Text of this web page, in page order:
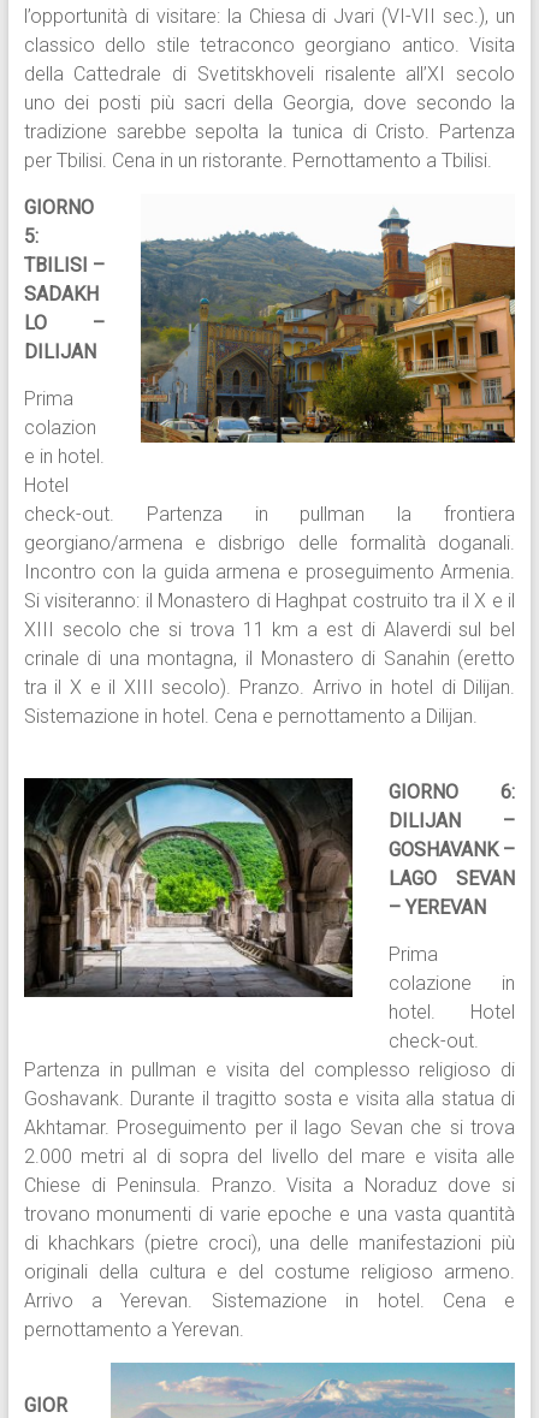
l’opportunità di visitare: la Chiesa di Jvari (VI-VII sec.), un
classico dello stile tetraconco georgiano antico. Visita
della Cattedrale di Svetitskhoveli risalente all’XI secolo
uno dei posti più sacri della Georgia, dove secondo la
tradizione sarebbe sepolta la tunica di Cristo. Partenza
per Tbilisi. Cena in un ristorante. Pernottamento a Tbilisi.
GIORNO
5:
TBILISI –
SADAKH
LO –
DILIJAN
Prima
colazion
e in hotel.
Hotel
check-out. Partenza in pullman la frontiera
georgiano/armena e disbrigo delle formalità doganali.
Incontro con la guida armena e proseguimento Armenia.
Si visiteranno: il Monastero di Haghpat costruito tra il X e il
XIII secolo che si trova 11 km a est di Alaverdi sul bel
crinale di una montagna, il Monastero di Sanahin (eretto
tra il X e il XIII secolo). Pranzo. Arrivo in hotel di Dilijan.
Sistemazione in hotel. Cena e pernottamento a Dilijan.
GIORNO 6:
DILIJAN –
GOSHAVANK –
LAGO SEVAN
– YEREVAN
Prima
colazione in
hotel. Hotel
check-out.
Partenza in pullman e visita del complesso religioso di
Goshavank. Durante il tragitto sosta e visita alla statua di
Akhtamar. Proseguimento per il lago Sevan che si trova
2.000 metri al di sopra del livello del mare e visita alle
Chiese di Peninsula. Pranzo. Visita a Noraduz dove si
trovano monumenti di varie epoche e una vasta quantità
di khachkars (pietre croci), una delle manifestazioni più
originali della cultura e del costume religioso armeno.
Arrivo a Yerevan. Sistemazione in hotel. Cena e
pernottamento a Yerevan.
GIOR